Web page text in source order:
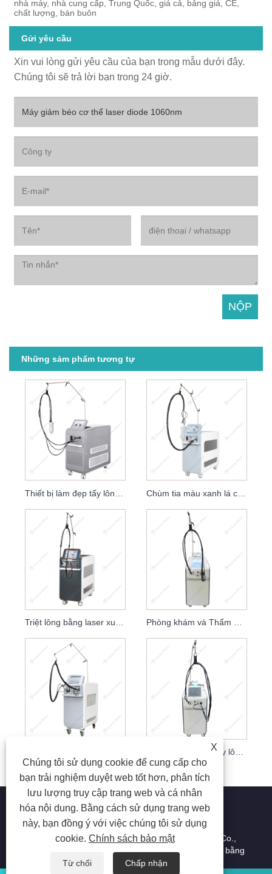
nhà máy, nhà cung cấp, Trung Quốc, giá cả, bảng giá, CE,
chất lượng, bán buôn
Gửi yêu cầu
Xin vui lòng gửi yêu cầu của bạn trong mẫu dưới đây.
Chúng tôi sẽ trả lời bạn trong 24 giờ.
Những sảm phẩm tương tự
X
Chúng tôi sử dụng cookie để cung cấp cho
bạn trải nghiệm duyệt web tốt hơn, phân tích
lưu lượng truy cập trang web và cá nhân
hóa nội dung. Bằng cách sử dụng trang web
này, bạn đồng ý với việc chúng tôi sử dụng
cookie. Chính sách bảo mật
Từ chối Chấp nhận
Bản quyền © 2023 Beijing Oriental Wison Technology Co.,
Limited - Triệt lông bằng laser, Triệt lông, Máy làm đẹp bằng
laser - Bảo lưu mọi quyền.